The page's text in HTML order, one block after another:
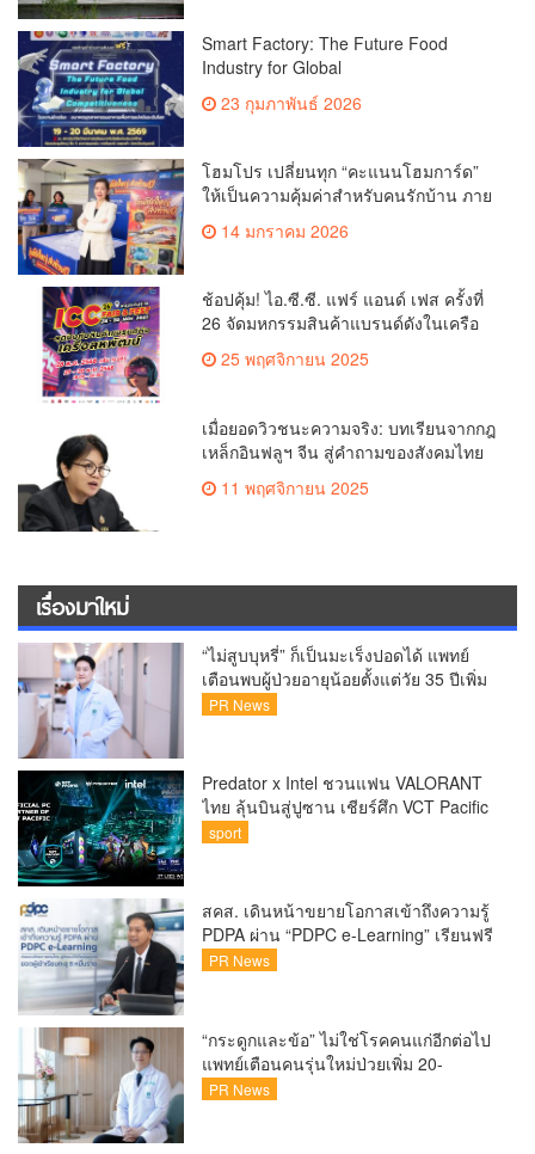
ใช้สิทธิ
Smart Factory: The Future Food
Industry for Global
Competitivenessโรงงานอัจฉริยะ พลิก
โฉมอุตสาหกรรมอาหารไทยสู่เวทีโลก
23 กุมภาพันธ์ 2026
โฮมโปร เปลี่ยนทุก “คะแนนโฮมการ์ด”
ให้เป็นความคุ้มค่าสำหรับคนรักบ้าน ภาย
Celebration” รวมมูลค่ากว่า 3.9 ล้านบาท
14 มกราคม 2026
ช้อปคุ้ม! ไอ.ซี.ซี. แฟร์ แอนด์ เฟส ครั้งที่
26 จัดมหกรรมสินค้าแบรนด์ดังในเครือ
สหพัฒน์ฯ ลดราคาสูงสุด 80%
25 พฤศจิกายน 2025
เมื่อยอดวิวชนะความจริง: บทเรียนจากกฎ
เหล็กอินฟลูฯ จีน สู่คำถามของสังคมไทย
11 พฤศจิกายน 2025
เรื่องมาใหม่
“ไม่สูบบุหรี่” ก็เป็นมะเร็งปอดได้ แพทย์
เตือนพบผู้ป่วยอายุน้อยตั้งแต่วัย 35 ปีเพิ่ม
ขึ้นคนไทยกว่า 70% รู้ตัวเมื่อโรคลุกลาม
PR News
Predator x Intel ชวนแฟน VALORANT
ไทย ลุ้นบินสู่ปูซาน เชียร์ศึก VCT Pacific
Finals Busan ประเทศเกาหลีใต้ Predator
สุดพิเศษตลอดทัวร์นาเมนต์
sport
สคส. เดินหน้าขยายโอกาสเข้าถึงความรู้
PDPA ผ่าน “PDPC e-Learning” เรียนฟรี
ทุกที่ ทุกเวลา พร้อมประกาศนียบัตร ต่อย
แล้ว
PR News
“กระดูกและข้อ” ไม่ใช่โรคคนแก่อีกต่อไป
แพทย์เตือนคนรุ่นใหม่ป่วยเพิ่ม 20-
30% เสี่ยง ‘ข้อเข่าเสื่อมก่อนวัย’ จาก
PR News